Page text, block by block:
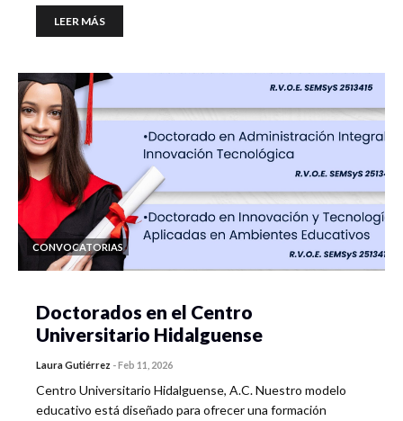
LEER MÁS
CONVOCATORIAS
Doctorados en el Centro
Universitario Hidalguense
Laura Gutiérrez -Feb 11, 2026
Centro Universitario Hidalguense, A.C. Nuestro modelo
educativo está diseñado para ofrecer una formación